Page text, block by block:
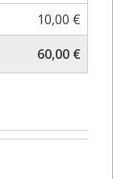
10,00 €
60,00 €